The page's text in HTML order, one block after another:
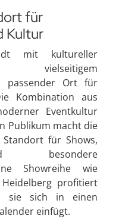
für
Kultur
mit kultureller
vielseitigem
passender Ort für
Kombination aus
Eventkultur
Publikum macht die
für Shows,
besondere
Showreihe wie
profitiert
sie sich in einen
einfügt.